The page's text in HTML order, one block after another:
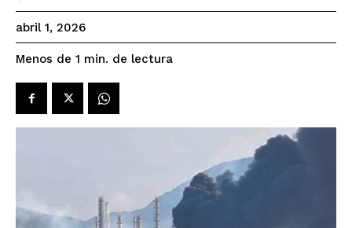
abril 1, 2026
Menos de 1 min. de lectura